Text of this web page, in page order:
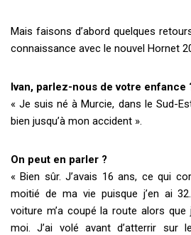
Mais faisons d’abord quelques
connaissance avec le nouvel Hornet
Ivan, parlez-nous de votre enfance
« Je suis né à Murcie, dans le Sud-
bien jusqu’à mon accident ».
On peut en parler ?
« Bien sûr. J’avais 16 ans, ce qui
moitié de ma vie puisque j’en ai
voiture m’a coupé la route alors
moi. J’ai volé avant d’atterrir sur